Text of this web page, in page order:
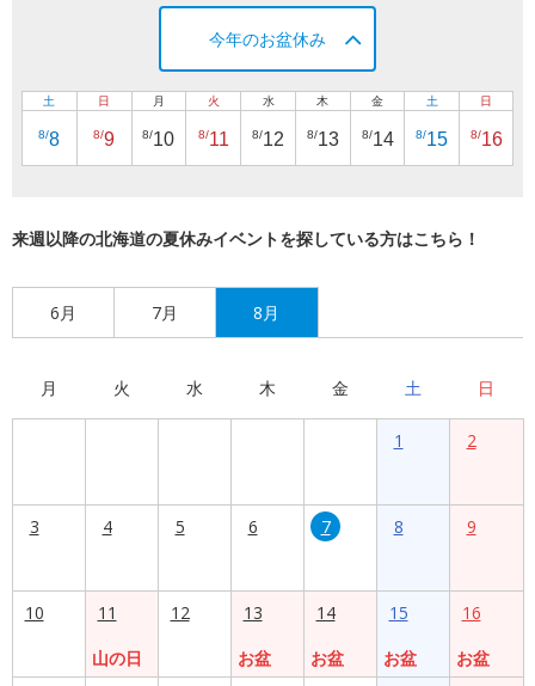
今年のお盆休み
土
8/8
日
8/9
月
8/10
火
8/11
水
8/12
木
8/13
金
8/14
土
8/15
日
8/16
来週以降の北海道の夏休みイベントを探している方はこちら！
6月 7月 8月
月 火 水 木 金 土 日
1 2
3 4 5 6 7 8 9
10
11
山の日
12
13
お盆
14
お盆
15
お盆
16
お盆